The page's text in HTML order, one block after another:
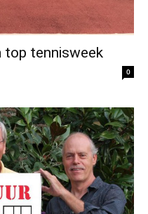
top tennisweek
0